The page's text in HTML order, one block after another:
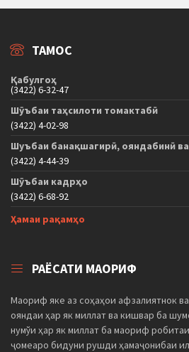
ТАМОС
Қабулгоҳ
(3422) 6-32-47
Шӯъбаи таҳсилоти томактабӣ
(3422) 4-02-98
Шуъбаи банақшагирӣ, ояндабинӣ
(3422) 4-44-39
Шӯъбаи кадрҳо
(3422) 6-68-92
Ҳамаи рақамҳо
РАЁСАТИ МАОРИФ
Маориф яке аз соҳаҳои афзалиятнок
ояндаи ҳар як миллат ва кишвар ба
нумўи ҳар як миллат ба маориф
ҷомеаро бидуни рушди ҳамаҷонибаи